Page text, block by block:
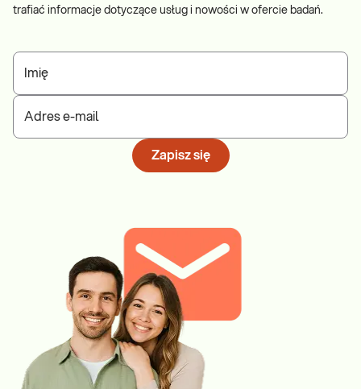
trafiać informacje dotyczące usług i nowości w ofercie badań.
Imię
Adres e-mail
Zapisz się